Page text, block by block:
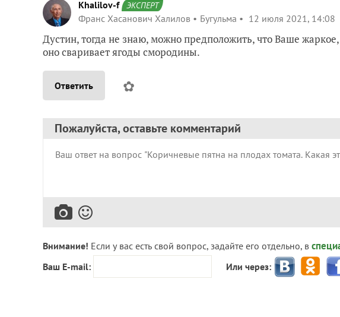
Khalilov-f ЭКСПЕРТ
Франс Хасанович Халилов Бугульма 12 июля 2021, 14:08
Дустин, тогда не знаю, можно предположить, что Ваше
оно сваривает ягоды смородины.
Ответить ✿
Пожалуйста, оставьте комментарий
Внимание! Если у вас есть свой вопрос, задайте его отдельно, в
Ваш E-mail: Или через: